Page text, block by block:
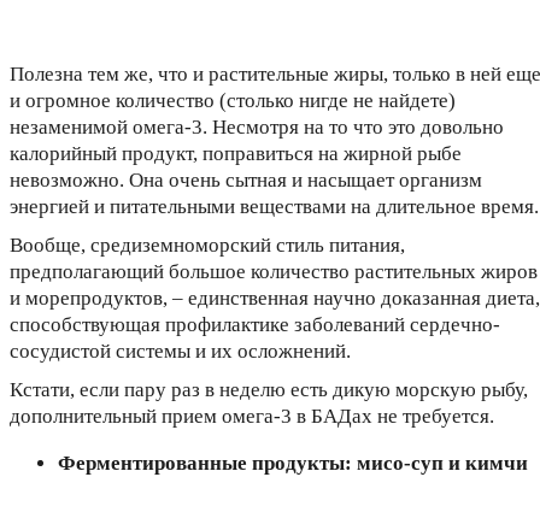
Полезна тем же, что и растительные жиры, только в ней еще
и огромное количество (столько нигде не найдете)
незаменимой омега-3. Несмотря на то что это довольно
калорийный продукт, поправиться на жирной рыбе
невозможно. Она очень сытная и насыщает организм
энергией и питательными веществами на длительное время.
Вообще, средиземноморский стиль питания,
предполагающий большое количество растительных жиров
и морепродуктов, – единственная научно доказанная диета,
способствующая профилактике заболеваний сердечно-
сосудистой системы и их осложнений.
Кстати, если пару раз в неделю есть дикую морскую рыбу,
дополнительный прием омега-3 в БАДах не требуется.
Ферментированные продукты: мисо-суп и кимчи